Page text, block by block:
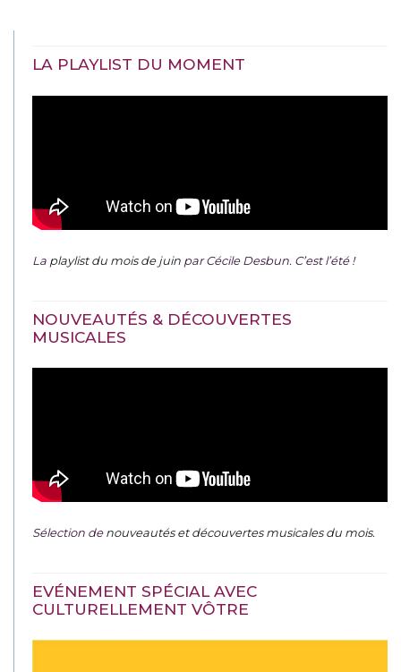
LA PLAYLIST DU MOMENT
La playlist du mois de juin par Cécile Desbun. C’est l’été !
NOUVEAUTÉS & DÉCOUVERTES
MUSICALES
Sélection denouveautés et découvertes musicales du mois.
EVÉNEMENT SPÉCIAL AVEC
CULTURELLEMENT VÔTRE